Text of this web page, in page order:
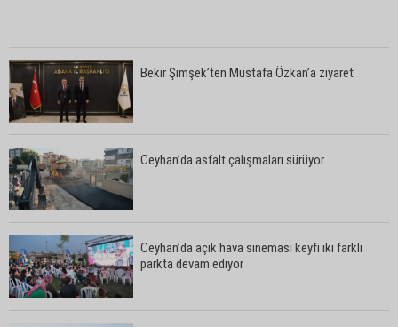
Bekir Şimşek’ten Mustafa Özkan’a ziyaret
Ceyhan’da asfalt çalışmaları sürüyor
Ceyhan’da açık hava sineması keyfi iki farklı
parkta devam ediyor